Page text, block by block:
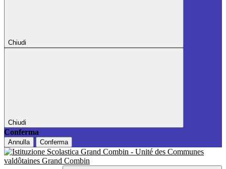
Chiudi
Chiudi
Conferma
Annulla Conferma